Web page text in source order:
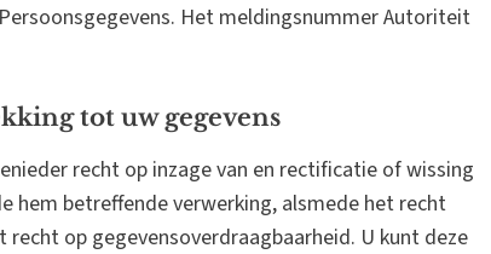
Het meldingsnummer Autoriteit
tot uw gegevens
recht op inzage van en rectificatie of wissing
hem betreffende verwerking, alsmede het recht
op gegevensoverdraagbaarheid. U kunt deze